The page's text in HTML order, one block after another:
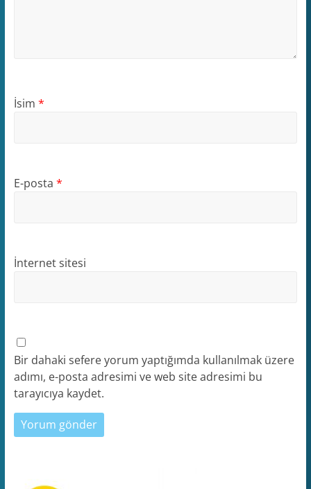
İsim *
E-posta *
İnternet sitesi
Bir dahaki sefere yorum yaptığımda kullanılmak üzere
adımı, e-posta adresimi ve web site adresimi bu
tarayıcıya kaydet.